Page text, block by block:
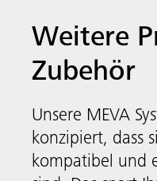
Weitere
Zubehör
Unsere MEVA
konzipiert, dass
kompatibel und